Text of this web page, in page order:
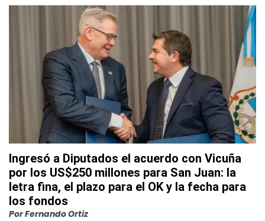
Ingresó a Diputados el acuerdo con Vicuña
por los US$250 millones para San Juan: la
letra fina, el plazo para el OK y la fecha para
los fondos
PorFernando Ortiz